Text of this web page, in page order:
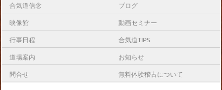
合気道信念 ブログ
映像館 動画セミナー
行事日程 合気道TIPS
道場案内 お知らせ
問合せ 無料体験稽古について